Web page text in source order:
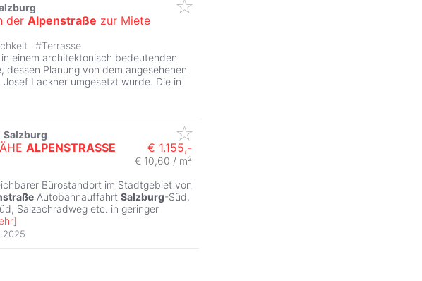
der Alpenstraße zur Miete
#Terrasse
einem architektonisch bedeutenden
dessen Planung von dem angesehenen
Lackner umgesetzt wurde. Die in
Salzburg
ALPENSTRASSE € 1.155,-
€ 10,60 / m²
Bürostandort im Stadtgebiet von
Autobahnauffahrt Salzburg-Süd,
Salzachradweg etc. in geringer
]